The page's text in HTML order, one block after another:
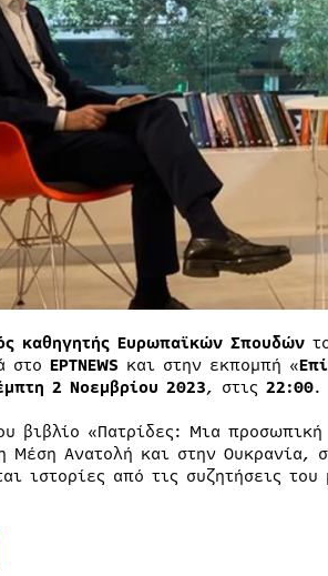
καθηγητής Ευρωπαϊκών Σπουδών
στο ΕΡΤNEWS και στην εκπομπή «
2 Νοεμβρίου 2023, στις 22:00.
βιβλίο «Πατρίδες: Μια
Μέση Ανατολή και στην Ουκρανία,
ιστορίες από τις συζητήσεις